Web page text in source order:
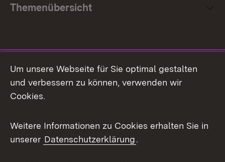
Themenübersicht
Facebook
X / Twitter
Youtube
Um unsere Webseite für Sie optimal gestalten
und verbessern zu können, verwenden wir
Cookies.
Weitere Informationen zu Cookies erhalten Sie in
unserer Datenschutzerklärung.